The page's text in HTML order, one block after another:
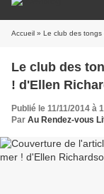
Accueil » Le club des tongs
Le club des
! d'Ellen
Publié le 11/11/2014 à
Par Au Rendez-vous